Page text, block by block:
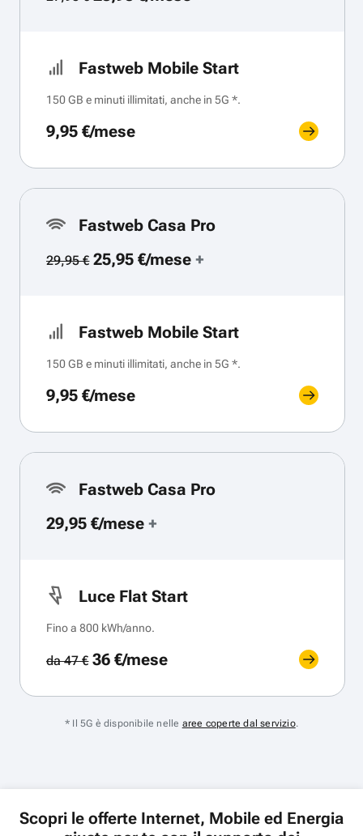
Fastweb Mobile Start
150 GB e minuti illimitati, anche in 5G *.
9,95 €/mese
Fastweb Casa Pro
29,95 €25,95 €/mese+
Fastweb Mobile Start
150 GB e minuti illimitati, anche in 5G *.
9,95 €/mese
Fastweb Casa Pro
29,95 €/mese +
Luce Flat Start
Fino a 800 kWh/anno.
da 47 €36 €/mese
* Il 5G è disponibile nelle aree coperte dal servizio.
Scopri le offerte Internet, Mobile ed Energia